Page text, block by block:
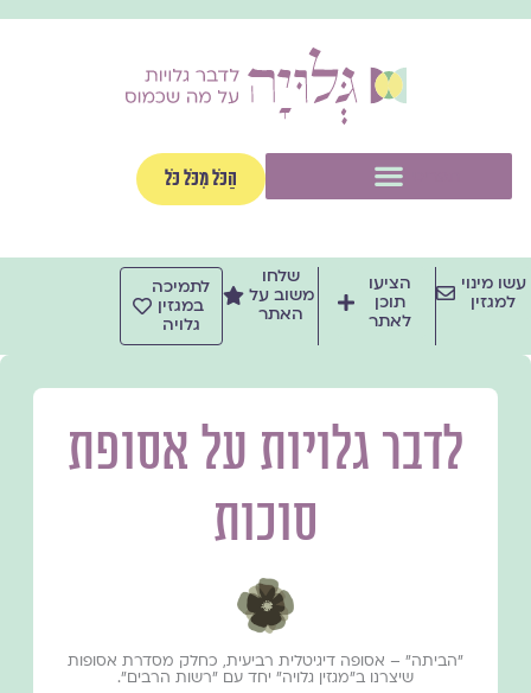
הַכֹּל מִכֹּל כֹּל
עשו מינוי
למגזין
הציעו
תוכן
לאתר
שלחו
משוב על
האתר
לתמיכה
במגזין
גלויה
לדבר גלויות על אסופת
סוכות
״הביתה״ – אסופה דיגיטלית רביעית, כחלק מסדרת אסופות
שיצרנו ב״מגזין גלויה״ יחד עם "רשות הרבים".